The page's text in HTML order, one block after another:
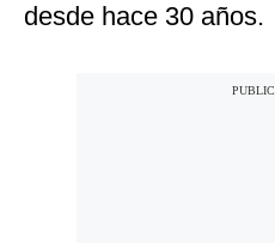
desde hace 30 años.